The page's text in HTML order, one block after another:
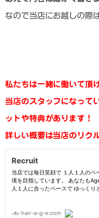
なので当店にお越しの際
私たちは一緒に働いて頂
当店のスタッフになって
ットや特典があります！
詳しい概要は当店のリク